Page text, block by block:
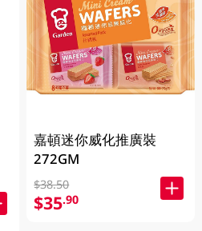
嘉頓迷你威化推廣裝
272GM
$38.50
$35.90